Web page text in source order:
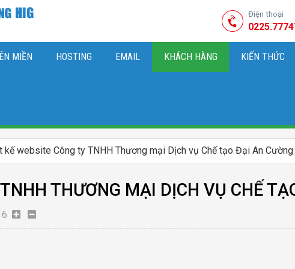
Điện thoại
MIỀN HOSTING EMAIL KHÁCH HÀNG KIẾN THỨC
kế website Công ty TNHH Thương mại Dịch vụ Chế tạo Đại An Cường
THƯƠNG MẠI DỊCH VỤ CHẾ